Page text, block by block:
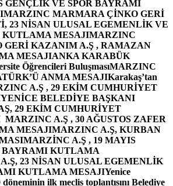
GENÇLİK VE SPOR BAYRAMI
MARZINC MARMARA ÇİNKO GERİ
23 NİSAN ULUSAL EGEMENLİK VE
MESAJIMARZINC
GERİ KAZANIM A.Ş , RAMAZAN
MESAJIANKA KARABÜK
Öğrencileri BuluşmasıMARZINC
ANMA MESAJIKarakaş’tan
A.Ş , 29 EKİM CUMHURİYET
YENİCE BELEDİYE BAŞKANI
29 EKİM CUMHURİYET
MARZINC A.Ş , 30 AĞUSTOS ZAFER
MESAJIMARZINC A.Ş, KURBAN
MARZİNC A.Ş , 19 MAYIS
BAYRAMI KUTLAMA
23 NİSAN ULUSAL EGEMENLİK
KUTLAMA MESAJIYenice
ilk meclis toplantısını Belediye